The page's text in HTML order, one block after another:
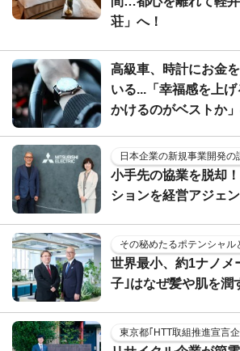
荘」へ！
高級車、時計にお金
いる...「幸福感を上
かけるのがベストか
日本企業の新規事業開発の
小手先の協業を脱却
ションを経営アジェ
その秘めたるポテンシャル
世界最小、約1ナノメ
子｣はなぜ髪や肌を潤
東京都｢HTT取組推進宣言